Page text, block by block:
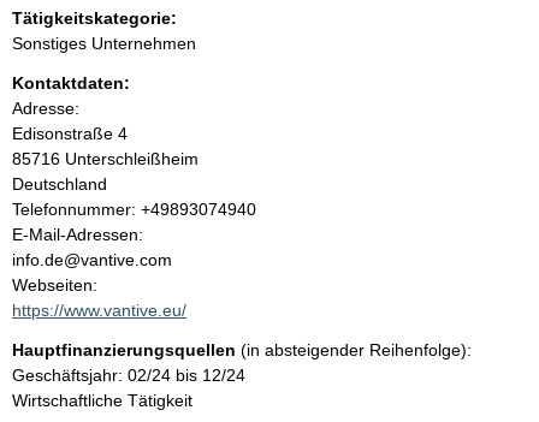
n
i
n
h
a
l
t
Tätigkeitskategorie:
Sonstiges Unternehmen
Kontaktdaten:
Adresse:
Edisonstraße 4
85716 Unterschleißheim
Deutschland
K
o
n
t
a
t
i
n
Telefonnummer: +49893074940
E-Mail-Adressen:
info.de@vantive.com
Webseiten:
https://www.vantive.eu/
Hauptfinanzierungsquellen (in absteigender Reihenfolge):
Geschäftsjahr: 02/24 bis 12/24
Wirtschaftliche Tätigkeit